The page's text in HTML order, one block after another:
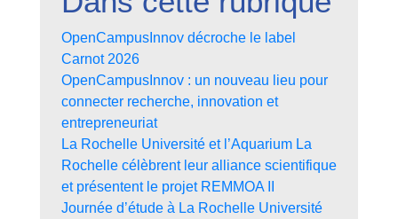
OpenCampusInnov décroche le label
Carnot 2026
OpenCampusInnov : un nouveau lieu pour
connecter recherche, innovation et
entrepreneuriat
La Rochelle Université et l’Aquarium La
Rochelle célèbrent leur alliance scientifique
et présentent le projet REMMOA II
Journée d’étude à La Rochelle Université